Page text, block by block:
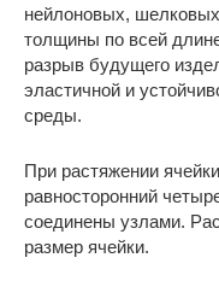
нейлоновых,
толщины по всей
разрыв будущего
эластичной и
среды.
При растяжении
равносторонний
соединены узлами.
размер ячейки.